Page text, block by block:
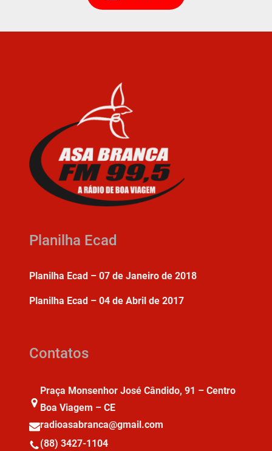
Planilha Ecad
Planilha Ecad – 07 de Janeiro de 2018
Planilha Ecad – 04 de Abril de 2017
Contatos
Praça Monsenhor José Cândido, 91 – Centro
Boa Viagem – CE
radioasabranca@gmail.com
(88) 3427-1104